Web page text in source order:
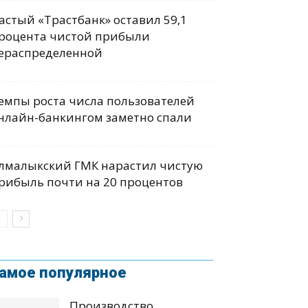
«Трастбанк» оставил 59,1
чистой прибыли
роста числа пользователей
банкингом заметно спали
ГМК нарастил чистую
почти на 20 процентов
популярное